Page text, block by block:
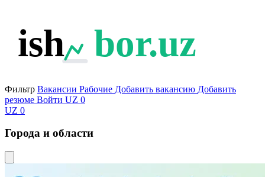
ish bor.uz
Фильтр Вакансии Рабочие Добавить вакансию Добавить
резюме Войти UZ 0
UZ 0
Города и области